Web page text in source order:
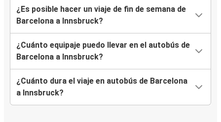
¿Es posible hacer un viaje de fin de semana de
Barcelona a Innsbruck?
¿Cuánto equipaje puedo llevar en el autobús de
Barcelona a Innsbruck?
¿Cuánto dura el viaje en autobús de Barcelona
a Innsbruck?